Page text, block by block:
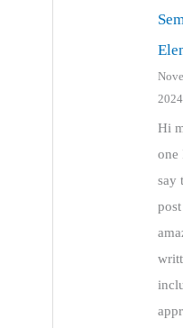
2024
Hi
one
say